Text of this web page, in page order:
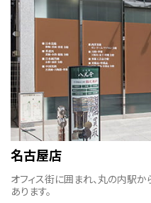
名古屋店
オフィス街に囲まれ、丸の内駅
あります。